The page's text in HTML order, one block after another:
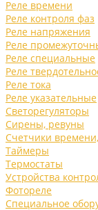
Реле времени
Реле контроля фаз
Реле напряжения
Реле
Реле специальные
Реле
Реле тока
Реле указательные
Светорегуляторы
Сирены, ревуны
Счетчики
Таймеры
Термостаты
Устройства
Фотореле
Специальное